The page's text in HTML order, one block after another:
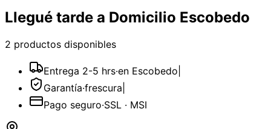
Llegué tarde a Domicilio Escobedo
2 productos disponibles
Entrega 2-5 hrs·en Escobedo
Garantía·frescura
Pago seguro·SSL · MSI